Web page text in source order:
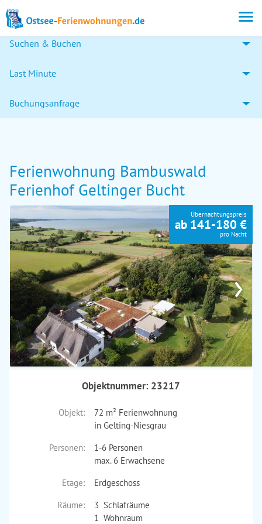
Suchen & Buchen
Last Minute
Buchungsanfrage
Ferienwohnung Bambuswald
Ferienhof Geltinger Bucht
›
Übernachtungspreis
ab 141-180 €
pro Nacht
Objektnummer: 23217
Objekt:
72 m² Ferienwohnung
in Gelting-Niesgrau
Personen:
1-6 Personen
max. 6 Erwachsene
Etage:
Erdgeschoss
Räume:
3 Schlafräume
1 Wohnraum